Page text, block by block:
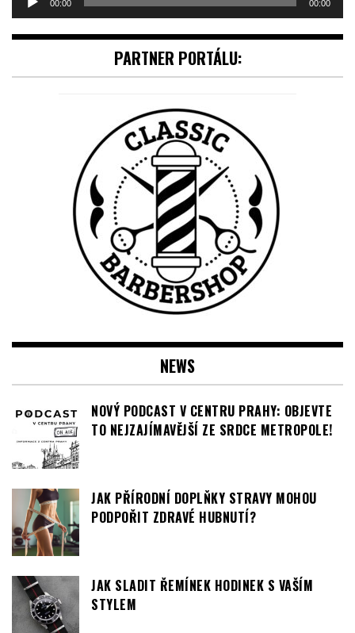
přehrávač00:00 00:00
PARTNER PORTÁLU:
NEWS
NOVÝ PODCAST V CENTRU PRAHY: OBJEVTE
TO NEJZAJÍMAVĚJŠÍ ZE SRDCE METROPOLE!
JAK PŘÍRODNÍ DOPLŇKY STRAVY MOHOU
PODPOŘIT ZDRAVÉ HUBNUTÍ?
JAK SLADIT ŘEMÍNEK HODINEK S VAŠÍM
STYLEM